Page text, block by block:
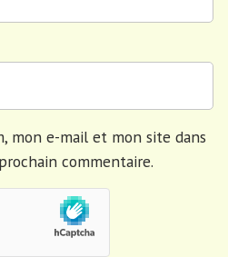
mon e-mail et mon site dans
commentaire.